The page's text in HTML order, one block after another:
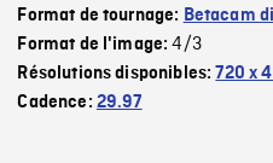
Format de tournage: Betacam
Format de l'image:4/3
Résolutions disponibles:720 x
Cadence: 29.97